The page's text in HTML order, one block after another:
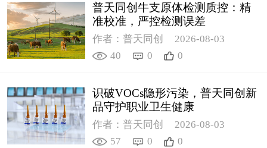
普天同创牛支原体检测质控：精
准校准，严控检测误差
作者：普天同创
2026-08-03
40
0 0
识破VOCs隐形污染，普天同创新
品守护职业卫生健康
作者：普天同创
2026-08-03
57
0 0